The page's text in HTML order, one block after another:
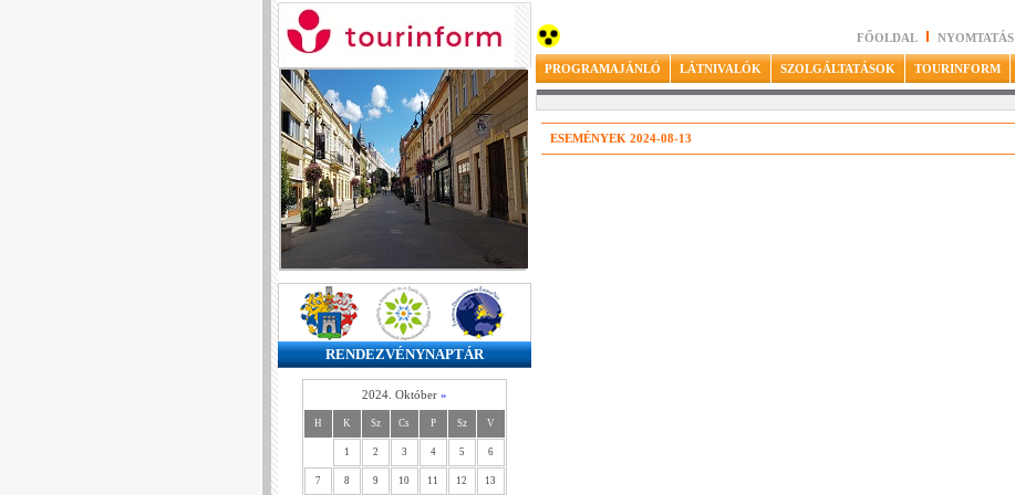
RENDEZVÉNYNAPTÁR
2024. Október »
H K Sz Cs P Sz V
1 2 3 4 5 6
7 8 9 10 11 12 13
FŐOLDAL NYOMTATÁS
PROGRAMAJÁNLÓ LÁTNIVALÓK SZOLGÁLTATÁSOK TOURINFORM
ESEMÉNYEK 2024-08-13